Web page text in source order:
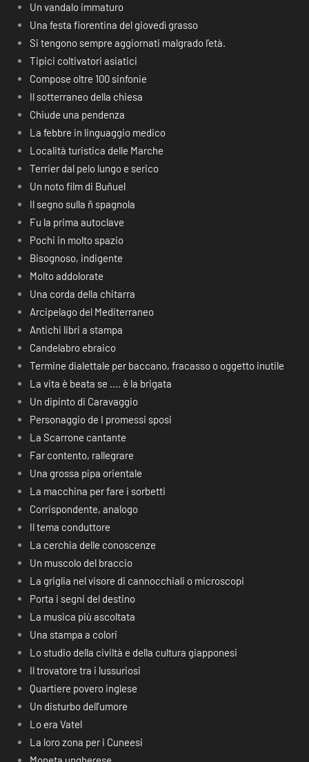
Un vandalo immaturo
Una festa fiorentina del giovedì grasso
Si tengono sempre aggiornati malgrado l’età.
Tipici coltivatori asiatici
Compose oltre 100 sinfonie
Il sotterraneo della chiesa
Chiude una pendenza
La febbre in linguaggio medico
Località turistica delle Marche
Terrier dal pelo lungo e serico
Un noto film di Buñuel
Il segno sulla ñ spagnola
Fu la prima autoclave
Pochi in molto spazio
Bisognoso, indigente
Molto addolorate
Una corda della chitarra
Arcipelago del Mediterraneo
Antichi libri a stampa
Candelabro ebraico
Termine dialettale per baccano, fracasso o oggetto inutile
La vita è beata se …. è la brigata
Un dipinto di Caravaggio
Personaggio de I promessi sposi
La Scarrone cantante
Far contento, rallegrare
Una grossa pipa orientale
La macchina per fare i sorbetti
Corrispondente, analogo
Il tema conduttore
La cerchia delle conoscenze
Un muscolo del braccio
La griglia nel visore di cannocchiali o microscopi
Porta i segni del destino
La musica più ascoltata
Una stampa a colori
Lo studio della civiltà e della cultura giapponesi
Il trovatore tra i lussuriosi
Quartiere povero inglese
Un disturbo dell’umore
Lo era Vatel
La loro zona per i Cuneesi